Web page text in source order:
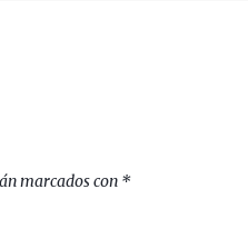
marcados con *